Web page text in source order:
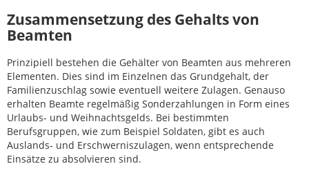
Zusammensetzung des Gehalts von
Beamten
Prinzipiell bestehen die Gehälter von Beamten aus mehreren
Elementen. Dies sind im Einzelnen das Grundgehalt, der
Familienzuschlag sowie eventuell weitere Zulagen. Genauso
erhalten Beamte regelmäßig Sonderzahlungen in Form eines
Urlaubs- und Weihnachtsgelds. Bei bestimmten
Berufsgruppen, wie zum Beispiel Soldaten, gibt es auch
Auslands- und Erschwerniszulagen, wenn entsprechende
Einsätze zu absolvieren sind.